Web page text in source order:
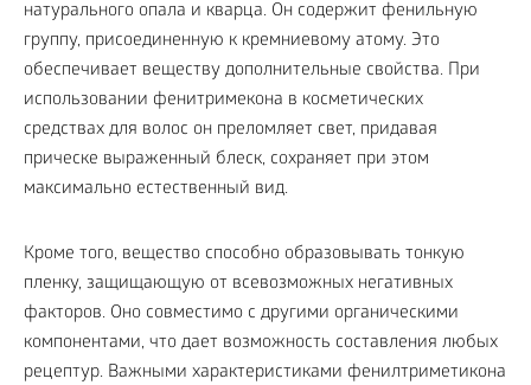
натурального опала и кварца. Он содержит фенильную
группу, присоединенную к кремниевому атому. Это
обеспечивает веществу дополнительные свойства. При
использовании фенитримекона в косметических
средствах для волос он преломляет свет, придавая
прическе выраженный блеск, сохраняет при этом
максимально естественный вид.
Кроме того, вещество способно образовывать тонкую
пленку, защищающую от всевозможных негативных
факторов. Оно совместимо с другими органическими
компонентами, что дает возможность составления любых
рецептур. Важными характеристиками фенилтриметикона